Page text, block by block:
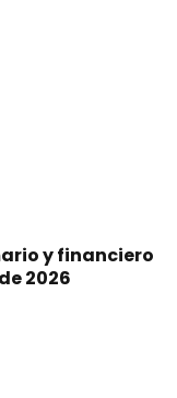
y financiero
2026